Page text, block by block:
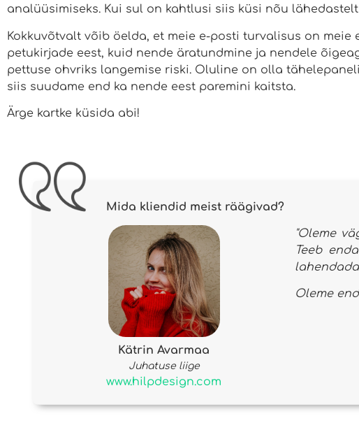
analüüsimiseks. Kui sul on kahtlusi siis küsi nõu
Kokkuvõtvalt võib öelda, et meie e-posti turvalisus on
petukirjade eest, kuid nende äratundmine ja nendele
pettuse ohvriks langemise riski. Oluline on olla
siis suudame end ka nende eest paremini kaitsta.
Ärge kartke küsida abi!
Mida kliendid meist räägivad?
Kätrin Avarmaa
Juhatuse liige
www.hilpdesign.com
"Oleme
Teeb
Oleme